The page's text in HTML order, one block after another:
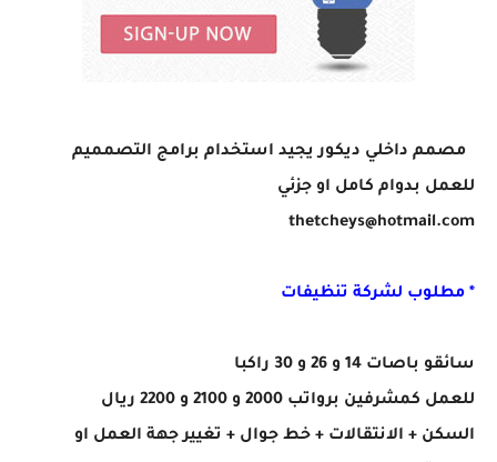
مصمم داخلي ديكور يجيد استخدام برامج التصمميم
للعمل بدوام كامل او جزئي
thetcheys@hotmail.com
* مطلوب لشركة تنظيفات
سائقو باصات 14
و 26 و 30 راكبا
للعمل كمشرفين برواتب 2000 و 2100 و 2200 ريال
السكن + الانتقالات + خط جوال + تغيير جهة العمل او